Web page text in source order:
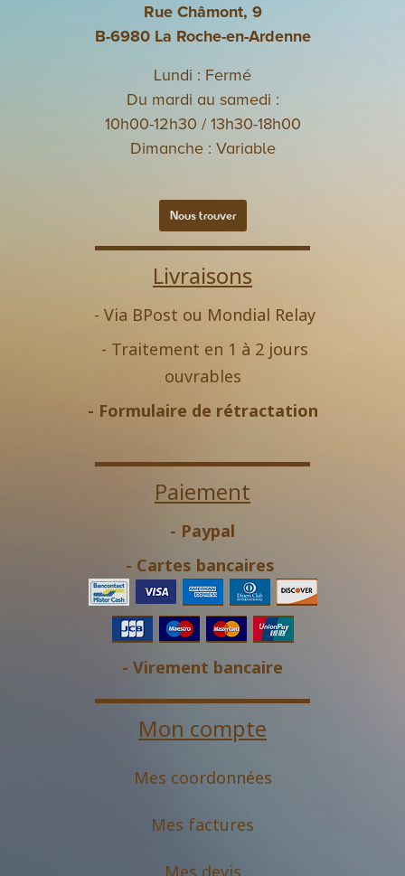
Rue Châmont, 9
B-6980 La Roche-en-Ardenne
Lundi : Fermé
Du mardi au samedi :
10h00-12h30 / 13h30-18h00
Dimanche : Variable
Nous trouver
Livraisons
- Via BPost ou Mondial Relay
- Traitement en 1 à 2 jours
ouvrables
- Formulaire de rétractation
Paiement
- Paypal
- Cartes bancaires
- Virement bancaire
Mon compte
Mes coordonnées
Mes factures
Mes devis